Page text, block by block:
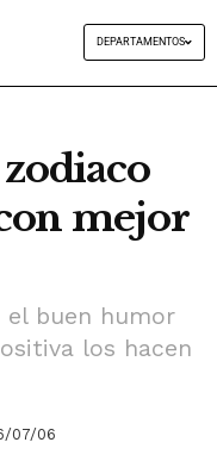
DEPARTAMENTOS
mejor
el buen humor
los hacen
07/06